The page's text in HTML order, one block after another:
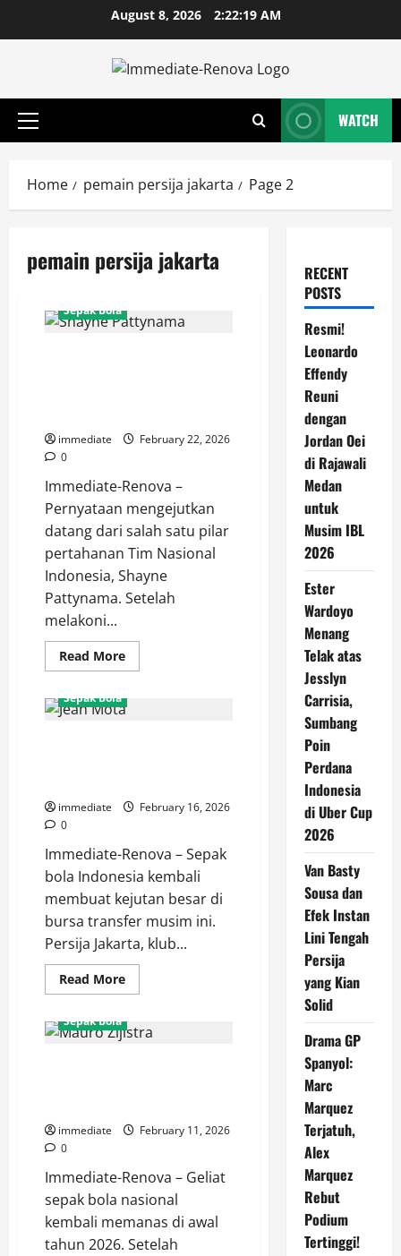
August 8, 2026 2:22:19 AM
Primary
WATCH
Home pemain persija jakarta Page 2
pemain persija jakarta
Sepak Bola
immediate
February 22, 2026
0
Immediate-Renova –
Pernyataan mengejutkan
datang dari salah satu pilar
pertahanan Tim Nasional
Indonesia, Shayne
Pattynama. Setelah
melakoni...
Read MoreRead
more
Pattynama
Blak-
Kualitas
Rumputnya
Sepak Bola
immediate
February 16, 2026
0
Immediate-Renova – Sepak
bola Indonesia kembali
membuat kejutan besar di
bursa transfer musim ini.
Persija Jakarta, klub...
Read MoreRead
more
Jean
Mota,
Berkostum
Sepak Bola
immediate
February 11, 2026
0
Immediate-Renova – Geliat
sepak bola nasional
kembali memanas di awal
tahun 2026. Setelah
RECENT
POSTS
Resmi!
Leonardo
Effendy
Reuni
dengan
Jordan Oei
di Rajawali
Medan
untuk
Musim IBL
2026
Ester
Wardoyo
Menang
Telak atas
Jesslyn
Carrisia,
Sumbang
Poin
Perdana
Indonesia
di Uber Cup
2026
Van Basty
Sousa dan
Efek Instan
Lini Tengah
Persija
yang Kian
Solid
Drama GP
Spanyol:
Marc
Marquez
Terjatuh,
Alex
Marquez
Rebut
Podium
Tertinggi!